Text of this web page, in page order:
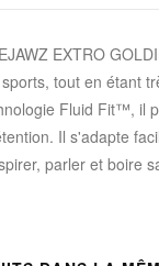
EXTRO
tout en étant
Fluid Fit™, il
Il s'adapte
parler et boire
offre également